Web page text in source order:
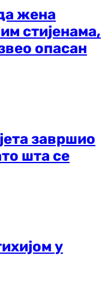
жена
стијенама,
опасан
завршио
шта се
у